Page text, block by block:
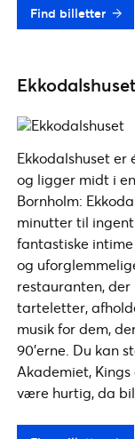
Find billetter
Ekkodalshuset
Ekkodalshuset
og ligger midt i
Bornholm:
minutter til
fantastiske
og
restauranten, der
tarteletter,
musik for dem,
90’erne. Du kan
Akademiet, Kings
være hurtig, da